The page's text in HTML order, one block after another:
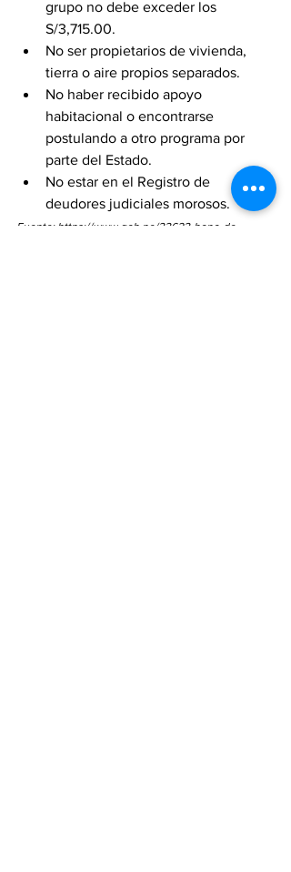
grupo no debe exceder los
S/3,715.00.
No ser propietarios de vivienda,
tierra o aire propios separados.
No haber recibido apoyo
habitacional o encontrarse
postulando a otro programa por
parte del Estado.
No estar en el Registro de
deudores judiciales morosos.
Fuente: https://www.gob.pe/33623-bono-de-